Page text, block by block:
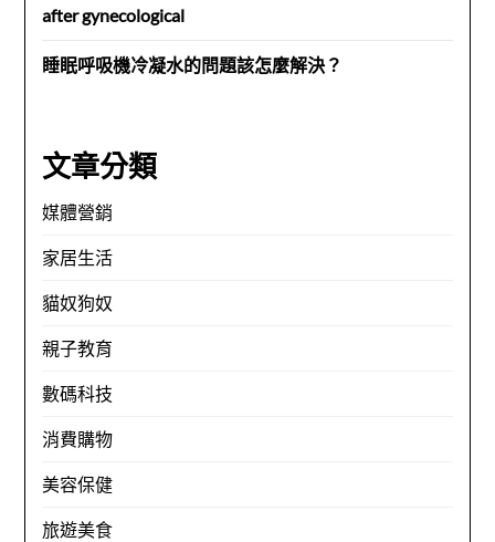
after gynecological
睡眠呼吸機冷凝水的問題該怎麼解決？
文章分類
媒體營銷
家居生活
貓奴狗奴
親子教育
數碼科技
消費購物
美容保健
旅遊美食